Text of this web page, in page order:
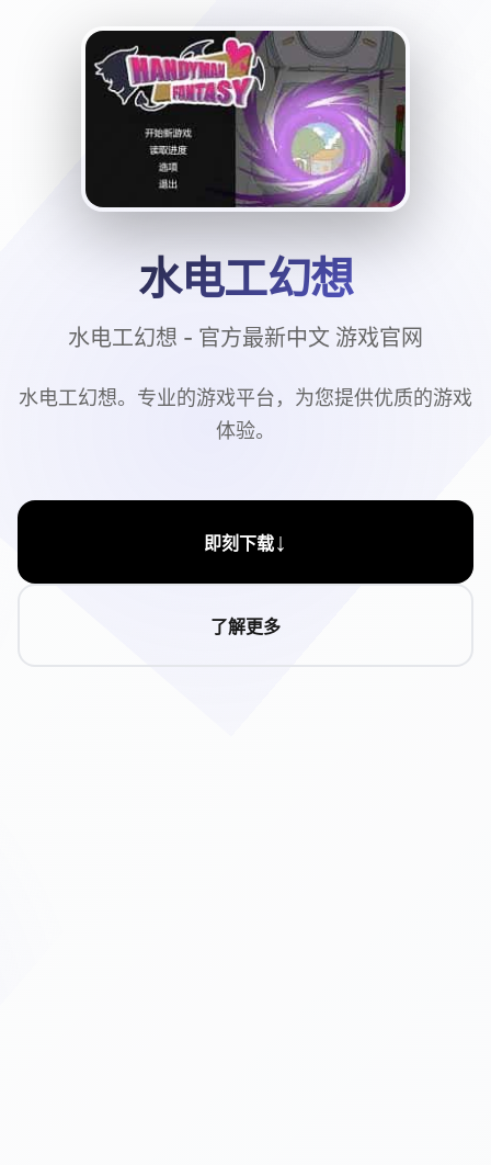
水电工幻想
水电工幻想 - 官方最新中文 游戏官网
水电工幻想。专业的游戏平台，为您提供优质的游戏
体验。
即刻下载↓
了解更多